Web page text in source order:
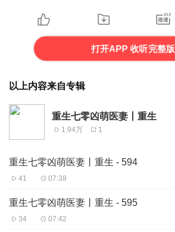
打开APP 收听完整版
以上内容来自专辑
重生七零凶萌医妻丨重生
1.94万 1
重生七零凶萌医妻丨重生 - 594
41 07:38
重生七零凶萌医妻丨重生 - 595
34 07:42